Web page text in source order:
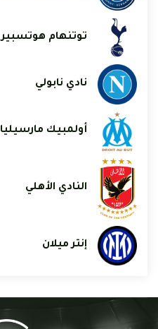
توتنهام هوتسبير
نادي نابولي
أولمبيك مارسيليا
النادي الأهلي
إنتر ميلان